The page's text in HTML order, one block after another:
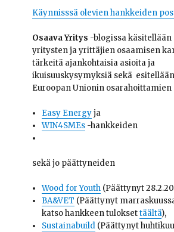
Käynnisssä olevien hankkeiden
Osaava Yritys -blogissa käsitellään
yritysten ja yrittäjien osaamisen
tärkeitä ajankohtaisia asioita ja
ikuisuuskysymyksiä sekä esitellään
Euroopan Unionin osarahoittamien
Easy Energyja
WIN4SMEs -hankkeiden
sekä jo päättyneiden
Wood for Youth (Päättynyt
BA&VET (Päättynyt
katso hankkeen tuloksettäältä),
Sustainabuild (Päättynyt